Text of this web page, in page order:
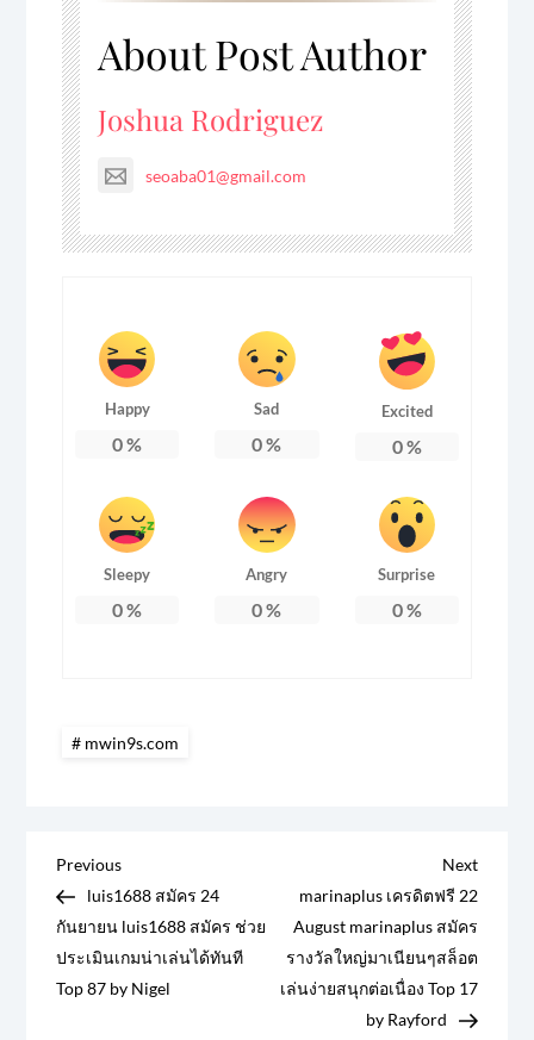
About Post Author
Joshua Rodriguez
seoaba01@gmail.com
Happy
0%
Sad
0%
Excited
0%
Sleepy
0%
Angry
0%
Surprise
0%
mwin9s.com
แ
น
ะ
Previous
Post
Previous
luis1688 สมัคร 24
กันยายน luis1688 สมัคร ช่วย
ประเมินเกมน่าเล่นได้ทันที
Top 87 by Nigel
Next
Post
Next
marinaplus เครดิตฟรี 22
August marinaplus สมัคร
รางวัลใหญ่มาเนียนๆสล็อต
เล่นง่ายสนุกต่อเนื่อง Top 17
by Rayford